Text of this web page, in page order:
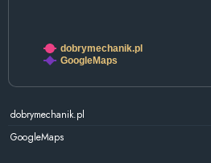
dobrymechanik.pl
GoogleMaps
dobrymechanik.pl
GoogleMaps